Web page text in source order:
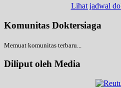
Lihat jadwal
Komunitas Doktersiaga
Memuat komunitas terbaru...
Diliput oleh Media